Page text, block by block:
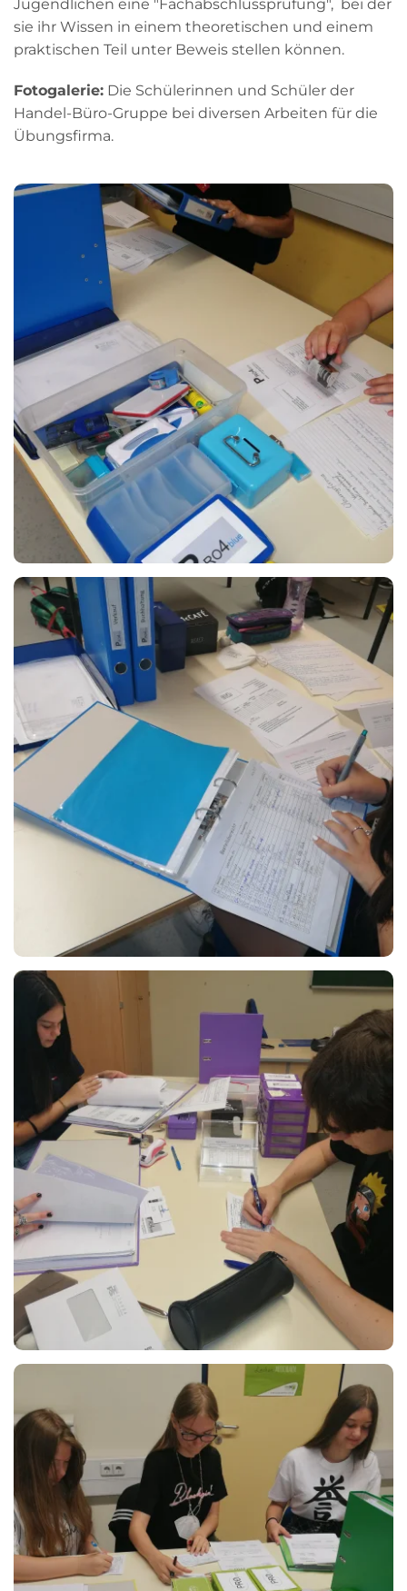
Jugendlichen eine "Fachabschlussprüfung", bei der
sie ihr Wissen in einem theoretischen und einem
praktischen Teil unter Beweis stellen können.
Fotogalerie: Die Schülerinnen und Schüler der
Handel-Büro-Gruppe bei diversen Arbeiten für die
Übungsfirma.